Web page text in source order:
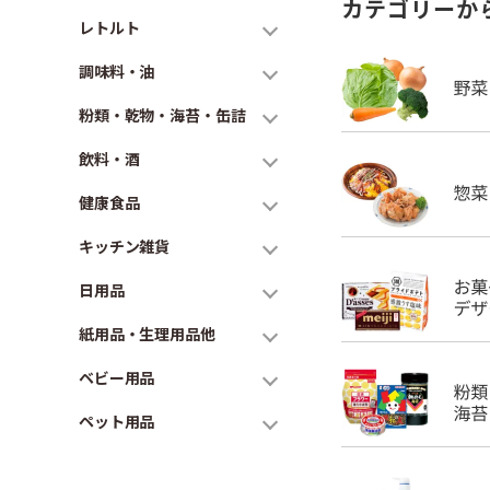
レトルト
調味料・油
粉類・乾物・海苔・缶詰
飲料・酒
健康食品
キッチン雑貨
日用品
紙用品・生理用品他
ベビー用品
ペット用品
カテゴリーか